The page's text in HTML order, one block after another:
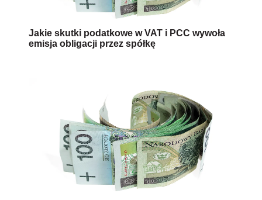
Jakie skutki podatkowe w VAT i PCC wywoła
emisja obligacji przez spółkę